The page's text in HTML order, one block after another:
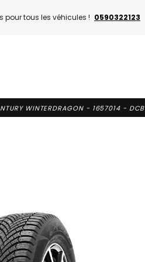
tous les véhicules ! 0590322123
WINTERDRAGON - 1657014 - DCB